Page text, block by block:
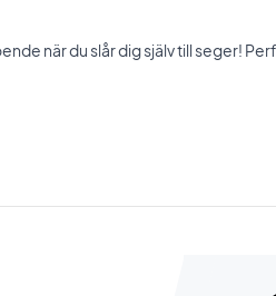
när du slår dig själv till seger!